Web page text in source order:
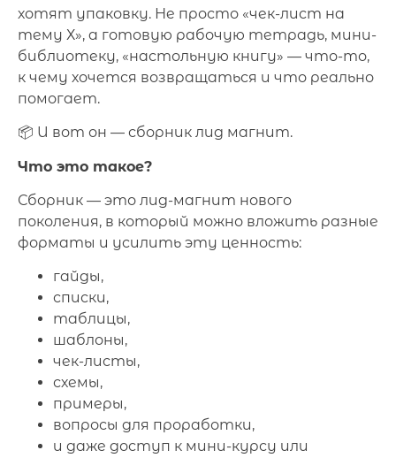
хотят упаковку. Не просто «чек-лист на
тему Х», а готовую рабочую тетрадь, мини-
библиотеку, «настольную книгу» — что-то,
к чему хочется возвращаться и что реально
помогает.
📦 И вот он — сборник лид магнит.
Что это такое?
Сборник — это лид-магнит нового
поколения, в который можно вложить разные
форматы и усилить эту ценность:
гайды,
списки,
таблицы,
шаблоны,
чек-листы,
схемы,
примеры,
вопросы для проработки,
и даже доступ к мини-курсу или